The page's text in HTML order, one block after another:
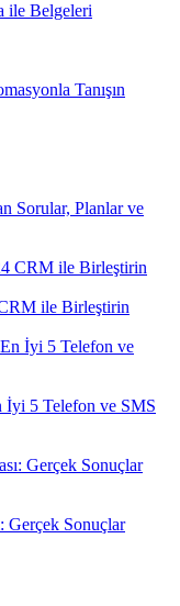
ile Belgeleri
Tanışın
Sorular, Planlar ve
ile Birleştirin
İyi 5 Telefon ve SMS
Gerçek Sonuçlar